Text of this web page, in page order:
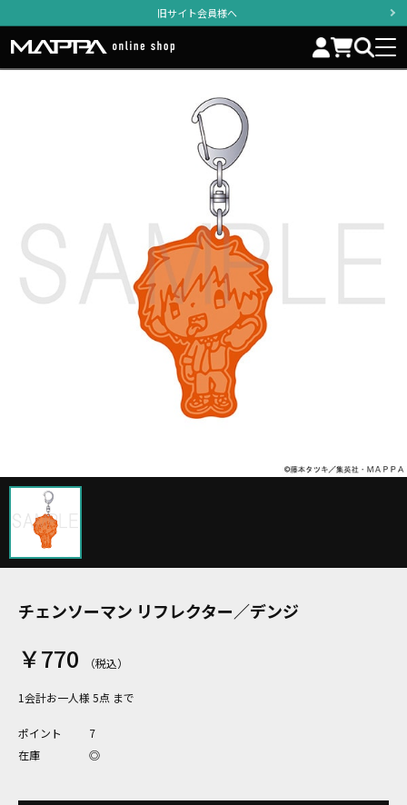
旧サイト会員様へ
チェンソーマン リフレクター／デンジ
￥770
1会計お一人様 5点 まで
ポイント
7
在庫
◎